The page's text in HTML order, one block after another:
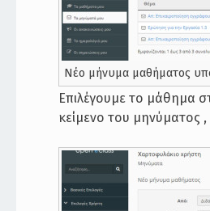
Νέο μήνυμα μαθήματος
Επιλέγουμε το μάθημα
κείμενο του μηνύματος